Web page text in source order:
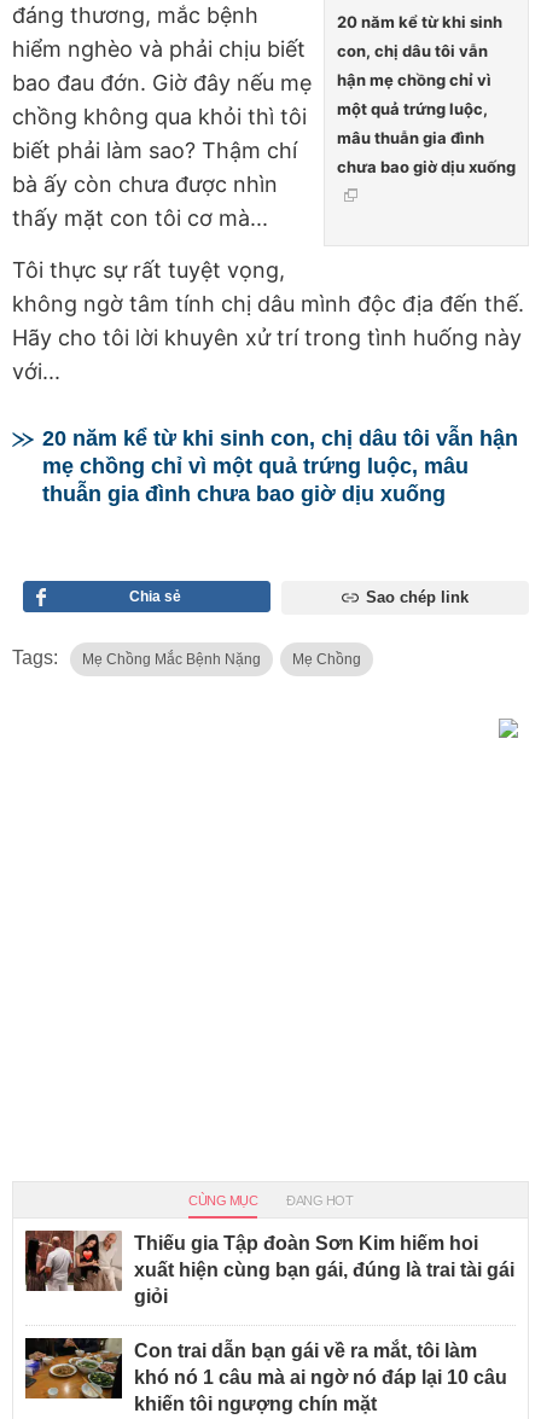
20 năm kể từ khi sinh
con, chị dâu tôi vẫn
hận mẹ chồng chỉ vì
một quả trứng luộc,
mâu thuẫn gia đình
chưa bao giờ dịu xuống
đáng thương, mắc bệnh
hiểm nghèo và phải chịu biết
bao đau đớn. Giờ đây nếu mẹ
chồng không qua khỏi thì tôi
biết phải làm sao? Thậm chí
bà ấy còn chưa được nhìn
thấy mặt con tôi cơ mà...
Tôi thực sự rất tuyệt vọng,
không ngờ tâm tính chị dâu mình độc địa đến thế.
Hãy cho tôi lời khuyên xử trí trong tình huống này
với...
20 năm kể từ khi sinh con, chị dâu tôi vẫn hận
mẹ chồng chỉ vì một quả trứng luộc, mâu
thuẫn gia đình chưa bao giờ dịu xuống
Chia sẻ Sao chép link
Tags: Mẹ Chồng Mắc Bệnh Nặng Mẹ Chồng
CÙNG MỤC ĐANG HOT
Thiếu gia Tập đoàn Sơn Kim hiếm hoi
xuất hiện cùng bạn gái, đúng là trai tài gái
giỏi
Con trai dẫn bạn gái về ra mắt, tôi làm
khó nó 1 câu mà ai ngờ nó đáp lại 10 câu
khiến tôi ngượng chín mặt